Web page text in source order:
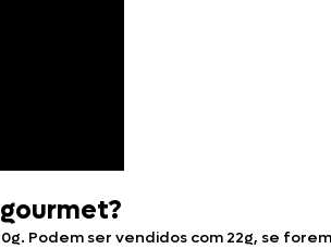
Podem ser vendidos com 22g, se